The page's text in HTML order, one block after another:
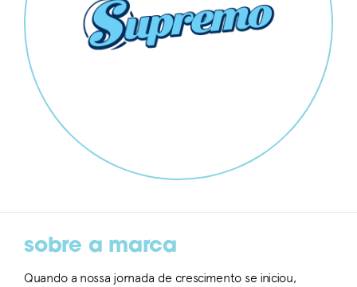
sobre a marca
Quando a nossa jornada de crescimento se iniciou,